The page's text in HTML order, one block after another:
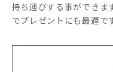
持ち運びする事ができま
でプレゼントにも最適で